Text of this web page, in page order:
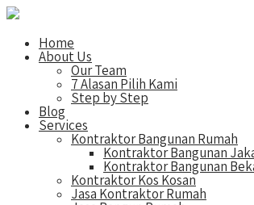
Home
About Us
Our Team
7 Alasan Pilih Kami
Step by Step
Blog
Services
Kontraktor Bangunan Rumah
Kontraktor Bangunan
Kontraktor Bangunan
Kontraktor Kos Kosan
Jasa Kontraktor Rumah